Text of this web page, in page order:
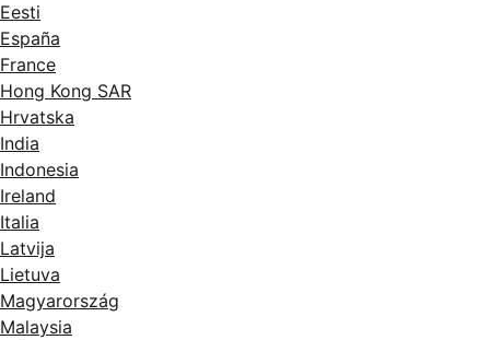
Eesti
España
France
Hong Kong SAR
Hrvatska
India
Indonesia
Ireland
Italia
Latvija
Lietuva
Magyarország
Malaysia